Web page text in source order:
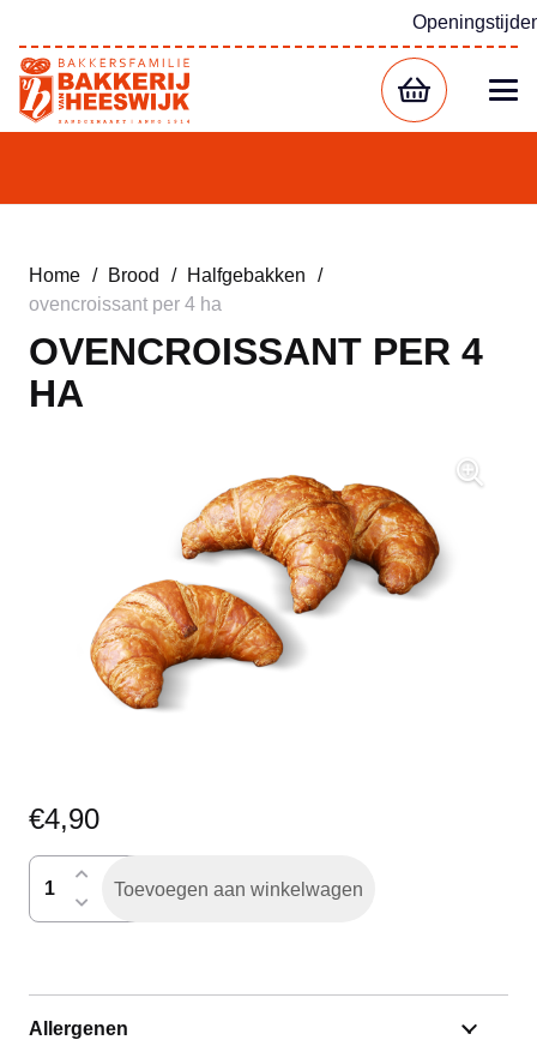
Home / Brood / Halfgebakken
/
ovencroissant per 4 ha
OVENCROISSANT PER 4
HA
€4,90
ovencroissant
Toevoegen aan winkelwagen
Allergenen